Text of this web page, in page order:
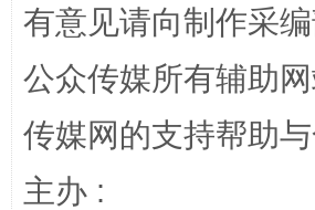
网上购药对药下症？
有意见请向制作采
公众传媒所有辅助
传媒网的支持帮助
主办 :